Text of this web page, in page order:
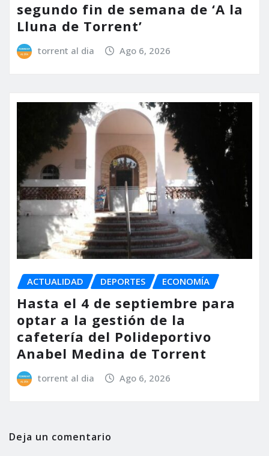
segundo fin de semana de ‘A la
Lluna de Torrent’
torrent al dia Ago 6, 2026
ACTUALIDAD DEPORTES ECONOMÍA
Hasta el 4 de septiembre para
optar a la gestión de la
cafetería del Polideportivo
Anabel Medina de Torrent
torrent al dia Ago 6, 2026
Deja un comentario